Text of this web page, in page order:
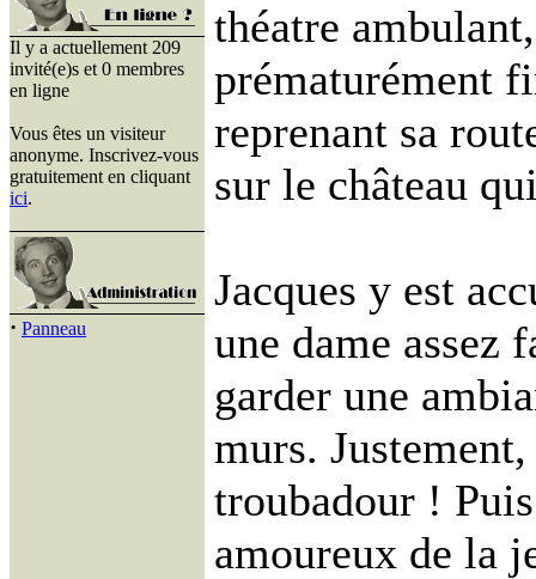
Il y a actuellement 209
invité(e)s et 0 membres
en ligne
Vous êtes un visiteur
anonyme. Inscrivez-vous
gratuitement en cliquant
ici.
· Panneau
théatre
prématurément
reprenant sa
sur le château
Jacques y est
une dame assez
garder une
murs.
troubadour !
amoureux de la